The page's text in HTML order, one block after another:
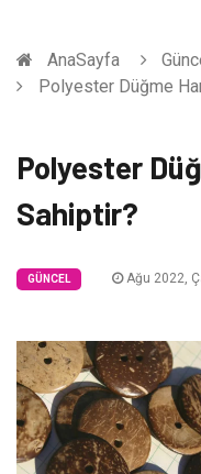
AnaSayfa
Polyester Düğme
Polyester
Sahiptir?
GÜNCEL Ağu 2022,